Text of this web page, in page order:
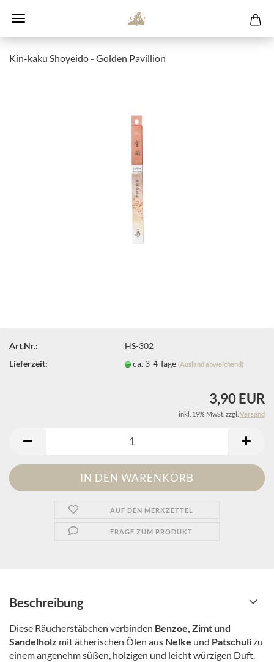
Kin-kaku Shoyeido - Golden Pavillion
Art.Nr.:
HS-302
Lieferzeit:
ca. 3-4 Tage(Ausland abweichend)
3,90 EUR
inkl. 19% MwSt. zzgl. Versand
AUF DEN MERKZETTEL
FRAGE ZUM PRODUKT
Beschreibung
Diese Räucherstäbchen verbinden Benzoe, Zimt und
Sandelholz mit ätherischen Ölen aus Nelke und Patschulizu
einem angenehm süßen, holzigen und leicht würzigen Duft.